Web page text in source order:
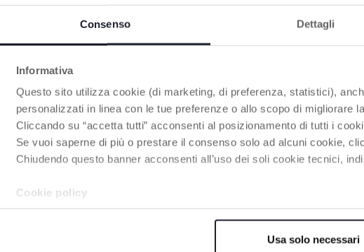
Consenso Dettagli
Informativa
Questo sito utilizza cookie (di marketing, di preferenza, statistici),
personalizzati in linea con le tue preferenze o allo scopo di migliorare
Cliccando su “accetta tutti” acconsenti al posizionamento di tutti i
Se vuoi saperne di più o prestare il consenso solo ad alcuni cookie,
Chiudendo questo banner acconsenti all’uso dei soli cookie tecnici,
Cookie policy
Usa solo necessari